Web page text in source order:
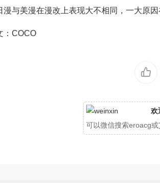
漫与美漫在漫改上表现大不相同，一大原
：COCO
欢
可以微信搜索eroacg或